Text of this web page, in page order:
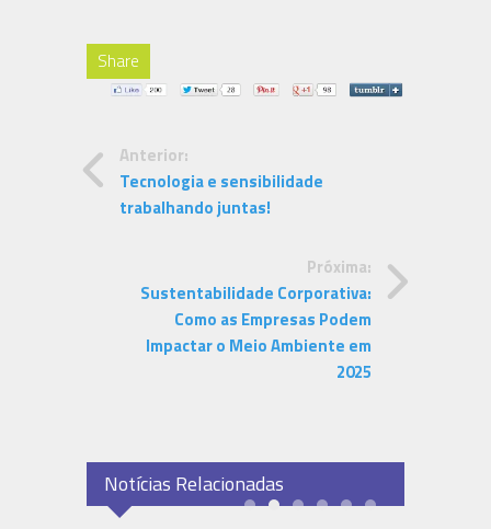
Share
Anterior:
Tecnologia e sensibilidade
trabalhando juntas!
Próxima:
Sustentabilidade Corporativa:
Como as Empresas Podem
Impactar o Meio Ambiente em
2025
Notícias Relacionadas